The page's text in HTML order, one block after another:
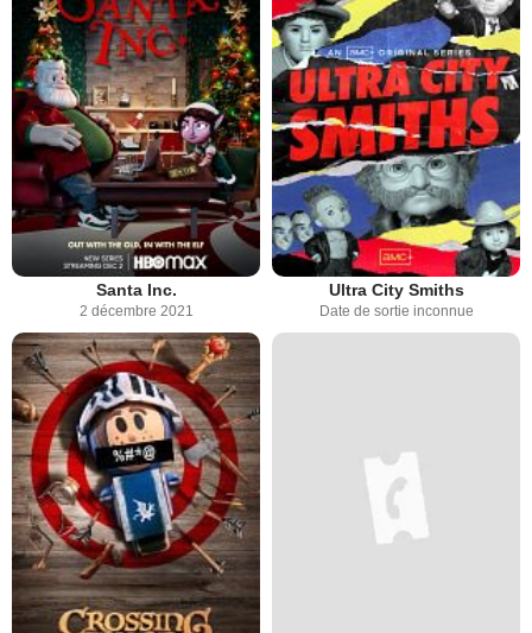
Santa Inc.
2 décembre 2021
Ultra City Smiths
Date de sortie inconnue